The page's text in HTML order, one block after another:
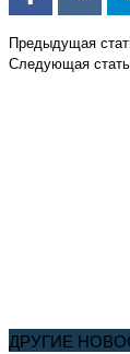
Предыдущая
Следующая
ДРУГИЕ